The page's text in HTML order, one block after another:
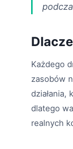
Każdego
zasobów
działania,
dlatego
realnych